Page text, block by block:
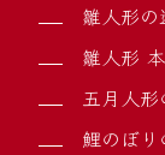
雛人形の
雛人形
五月人
鯉のぼ